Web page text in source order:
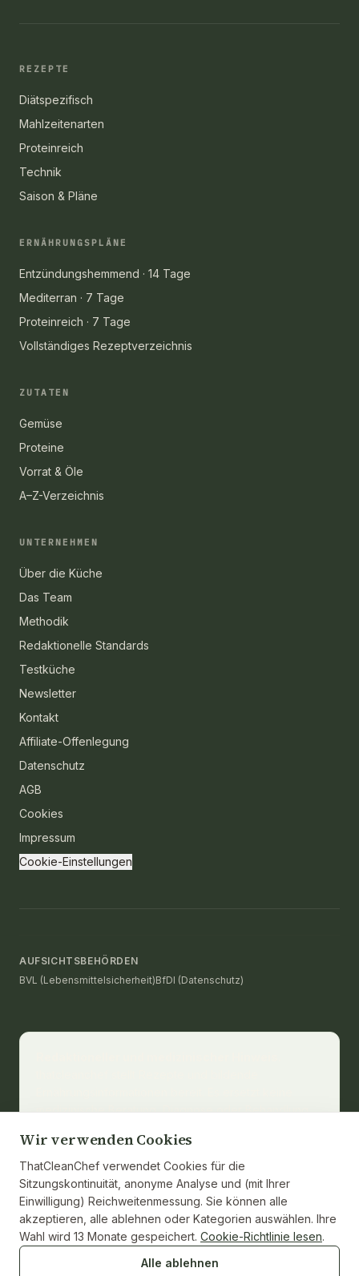
REZEPTE
Diätspezifisch
Mahlzeitenarten
Proteinreich
Technik
Saison & Pläne
ERNÄHRUNGSPLÄNE
Entzündungshemmend · 14 Tage
Mediterran · 7 Tage
Proteinreich · 7 Tage
Vollständiges Rezeptverzeichnis
ZUTATEN
Gemüse
Proteine
Vorrat & Öle
A–Z-Verzeichnis
UNTERNEHMEN
Über die Küche
Das Team
Methodik
Redaktionelle Standards
Testküche
Newsletter
Kontakt
Affiliate-Offenlegung
Datenschutz
AGB
Cookies
Impressum
Cookie-Einstellungen
AUFSICHTSBEHÖRDEN
BVL (Lebensmittelsicherheit)BfDI (Datenschutz)
medizinische Beratung, Diagnose oder Behandlung.
eine zugelassene Ernährungsberaterin oder eine
medizinische Fachkraft. Nährwerte werden aus den
Zutaten berechnet und, wo zutreffend, gegen die
USDA-FoodData-Central-Referenz belegt. Einzelne
Marken und Gewichte der Zutaten können
abweichen.
Wir verwenden Cookies
ThatCleanChef verwendet Cookies für die
Sitzungskontinuität, anonyme Analyse und (mit Ihrer
Einwilligung) Reichweitenmessung. Sie können alle
akzeptieren, alle ablehnen oder Kategorien auswählen. Ihre
Wahl wird 13 Monate gespeichert. Cookie-Richtlinie lesen.
Alle ablehnen